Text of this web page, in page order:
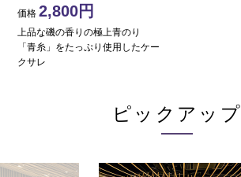
価格 2,800
上品な磯の香りの極上青のり
「青糸」をたっぷり使用したケー
クサレ
ピックアップ